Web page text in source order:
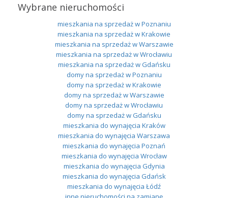
Wybrane nieruchomości
mieszkania na sprzedaż w Poznaniu
mieszkania na sprzedaż w Krakowie
mieszkania na sprzedaż w Warszawie
mieszkania na sprzedaż w Wrocławiu
mieszkania na sprzedaż w Gdańsku
domy na sprzedaż w Poznaniu
domy na sprzedaż w Krakowie
domy na sprzedaż w Warszawie
domy na sprzedaż w Wrocławiu
domy na sprzedaż w Gdańsku
mieszkania do wynajęcia Kraków
mieszkania do wynajęcia Warszawa
mieszkania do wynajęcia Poznań
mieszkania do wynajęcia Wrocław
mieszkania do wynajęcia Gdynia
mieszkania do wynajęcia Gdańsk
mieszkania do wynajęcia Łódź